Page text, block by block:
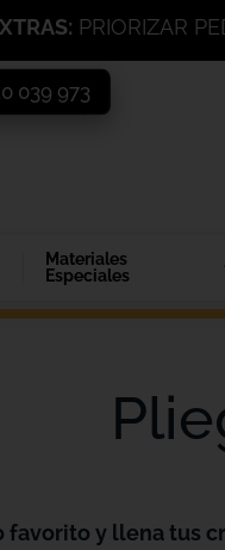
PRIORIZAR
039 973
Materiales
Especiales
favorito y llena tus